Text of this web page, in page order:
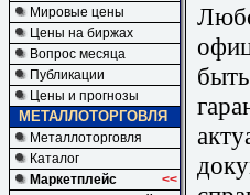
Мировые цены
Цены на биржах
Вопрос месяца
Публикации
Цены и прогнозы
МЕТАЛЛОТОРГОВЛЯ
Металлоторговля
Каталог
Маркетплейс
<<